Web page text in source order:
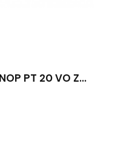
MEUBELKNOP PT 20 VO ZWART